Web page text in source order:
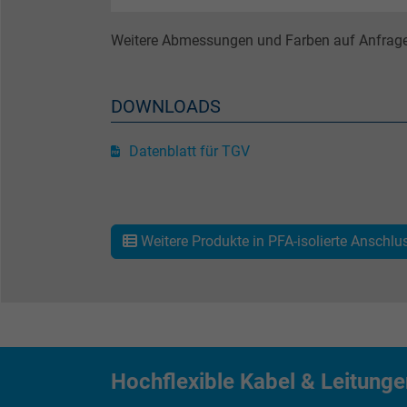
Name
Laufzeit
Name
Laufzeit
Weitere Abmessungen und Farben auf
DOWNLOADS
Datenblatt für TGV
Weitere Produkte in PFA-isolierte
Hochflexible Kabel &